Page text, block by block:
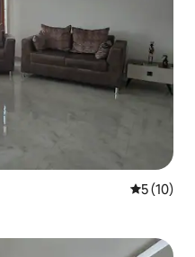
平均评分
5 (10)